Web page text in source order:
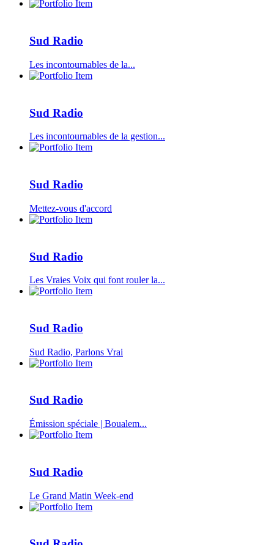
Sud Radio
Les incontournables de la...
Sud Radio
Les incontournables de la gestion...
Sud Radio
Mettez-vous d'accord
Sud Radio
Les Vraies Voix qui font rouler la...
Sud Radio
Sud Radio, Parlons Vrai
Sud Radio
Émission spéciale | Boualem...
Sud Radio
Le Grand Matin Week-end